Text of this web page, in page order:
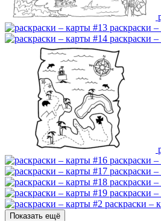
раскраски
раскраски
раскраски
раскраски
раскраски
раскраски
раскраски –
Показать ещё